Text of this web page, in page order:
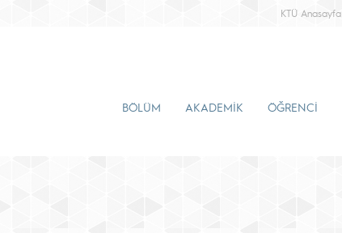
KTÜ Anasayfa
BÖLÜM AKADEMİK ÖĞRENCİ